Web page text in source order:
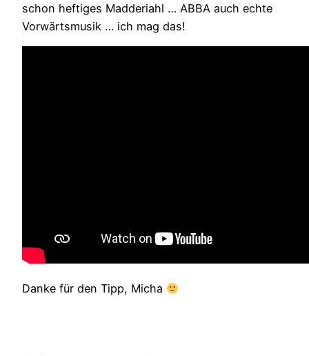
schon heftiges Madderiahl … ABBA auch echte
Vorwärtsmusik … ich mag das!
Danke für den Tipp, Micha